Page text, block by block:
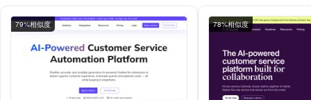
79%相似度 78%相似度